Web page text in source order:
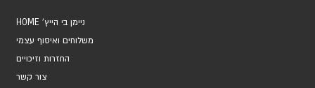
HOME 'ניימן בי הייץ
משלוחים ואיסוף עצמי
החזרות וזיכויים
צור קשר